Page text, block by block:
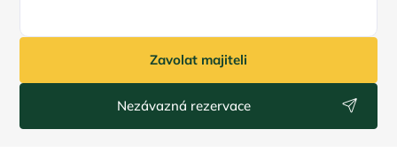
Zavolat majiteli
Nezávazná rezervace